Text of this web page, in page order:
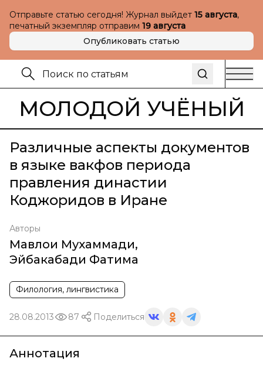
Отправьте статью сегодня! Журнал выйдет 15 августа,
печатный экземпляр отправим 19 августа
Опубликовать статью
МОЛОДОЙ УЧЁНЫЙ
Различные аспекты документов
в языке вакфов периода
правления династии
Коджоридов в Иране
Авторы
Мавлои Мухаммади,
Эйбакабади Фатима
Филология, лингвистика
28.08.2013 87 Поделиться
Аннотация